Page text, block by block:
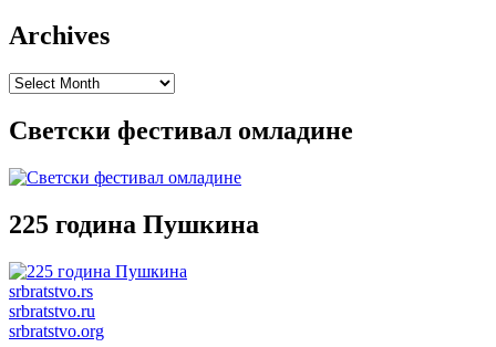
Archives
Archives
Светски фестивал омладине
225 година Пушкина
srbratstvo.rs
srbratstvo.ru
srbratstvo.org